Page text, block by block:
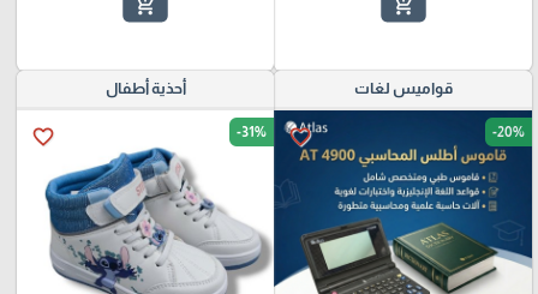
قواميس لغات
favorite_border -20%
أحذية أطفال
favorite_border -31%